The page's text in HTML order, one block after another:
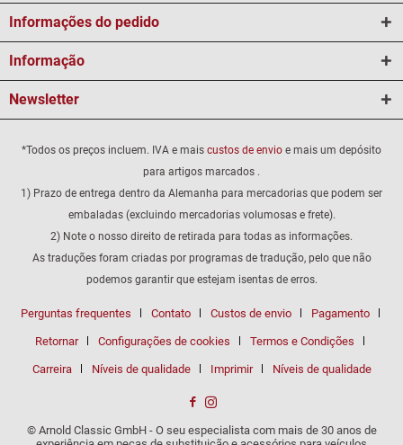
Informações do pedido
Informação
Newsletter
*Todos os preços incluem. IVA e mais custos de envio e mais um depósito
para artigos marcados .
1) Prazo de entrega dentro da Alemanha para mercadorias que podem ser
embaladas (excluindo mercadorias volumosas e frete).
2) Note o nosso direito de retirada para todas as informações.
As traduções foram criadas por programas de tradução, pelo que não
podemos garantir que estejam isentas de erros.
Perguntas frequentes Contato Custos de envio Pagamento
Retornar Configurações de cookies Termos e Condições
Carreira Níveis de qualidade Imprimir Níveis de qualidade
© Arnold Classic GmbH - O seu especialista com mais de 30 anos de